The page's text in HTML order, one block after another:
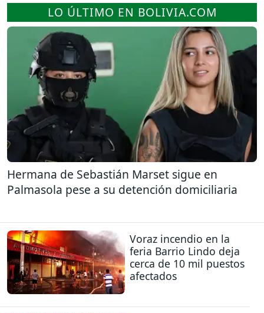
LO ÚLTIMO EN BOLIVIA.COM
Hermana de Sebastián Marset sigue en
Palmasola pese a su detención domiciliaria
Voraz incendio en la
feria Barrio Lindo deja
cerca de 10 mil puestos
afectados